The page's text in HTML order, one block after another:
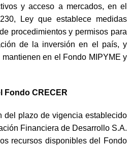
y acceso a mercados, en el
Ley que establece medidas
procedimientos y permisos para
de la inversión en el país, y
en el Fondo MIPYME y
Fondo CRECER
del plazo de vigencia establecido
Financiera de Desarrollo S.A.
recursos disponibles del Fondo